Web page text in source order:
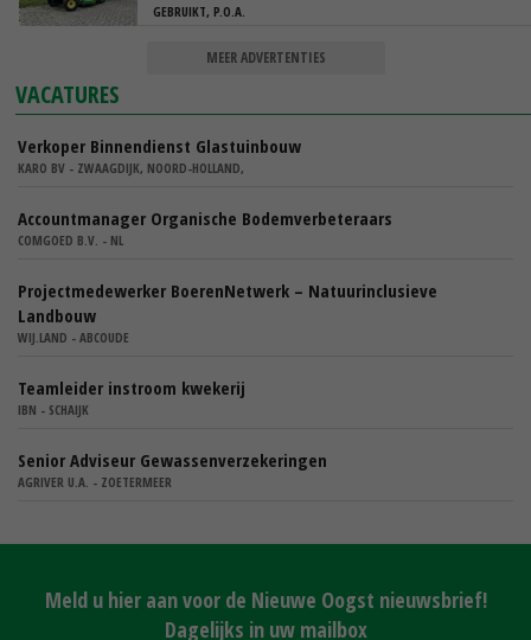
GEBRUIKT, P.O.A.
MEER ADVERTENTIES
VACATURES
Verkoper Binnendienst Glastuinbouw
KARO BV - ZWAAGDIJK, NOORD-HOLLAND,
Accountmanager Organische Bodemverbeteraars
COMGOED B.V. - NL
Projectmedewerker BoerenNetwerk – Natuurinclusieve
Landbouw
WIJ.LAND - ABCOUDE
Teamleider instroom kwekerij
IBN - SCHAIJK
Senior Adviseur Gewassenverzekeringen
AGRIVER U.A. - ZOETERMEER
Meld u hier aan voor de Nieuwe Oogst nieuwsbrief!
Dagelijks in uw mailbox